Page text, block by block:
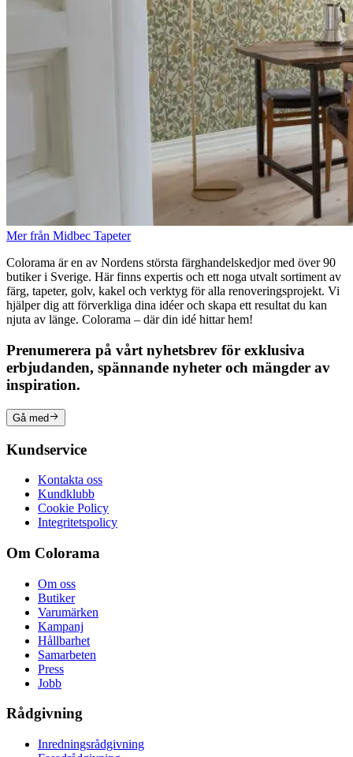
Mer från Midbec Tapeter
Colorama är en av Nordens största färghandelskedjor med över 90
butiker i Sverige. Här finns expertis och ett noga utvalt sortiment av
färg, tapeter, golv, kakel och verktyg för alla renoveringsprojekt. Vi
hjälper dig att förverkliga dina idéer och skapa ett resultat du kan
njuta av länge. Colorama – där din idé hittar hem!
Prenumerera på vårt nyhetsbrev för exklusiva
erbjudanden, spännande nyheter och mängder av
inspiration.
Gå med
Kundservice
Kontakta oss
Kundklubb
Cookie Policy
Integritetspolicy
Om Colorama
Om oss
Butiker
Varumärken
Kampanj
Hållbarhet
Samarbeten
Press
Jobb
Rådgivning
Inredningsrådgivning